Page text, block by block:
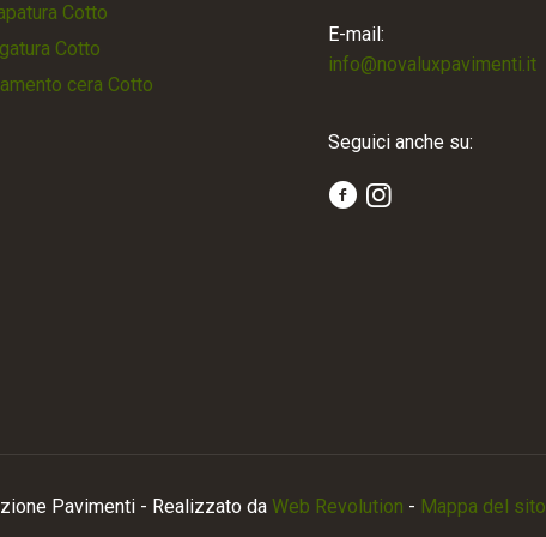
Cotto
Cotto
cera Cotto
E-mail:
info@novaluxpavimenti.it
Seguici anche su:
Pavimenti - Realizzato da Web Revolution - Mappa del sito